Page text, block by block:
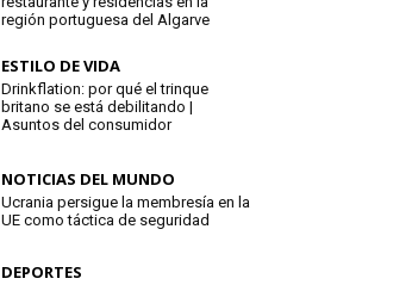
región portuguesa del Algarve
ESTILO DE VIDA
Drinkflation: por qué el trinque
britano se está debilitando |
Asuntos del consumidor
NOTICIAS DEL MUNDO
Ucrania persigue la membresía en la
UE como táctica de seguridad
DEPORTES